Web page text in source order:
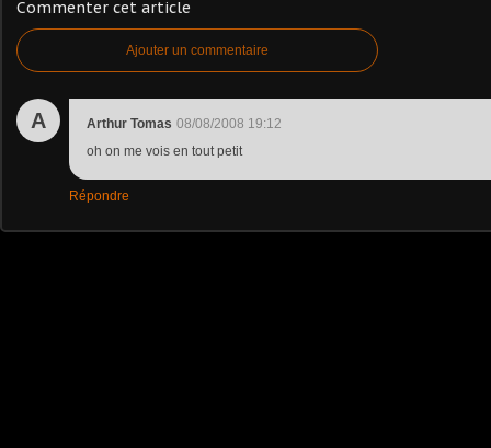
Commenter cet article
Ajouter un commentaire
A Arthur Tomas 08/08/2008 19:12
oh on me vois en tout petit
Répondre